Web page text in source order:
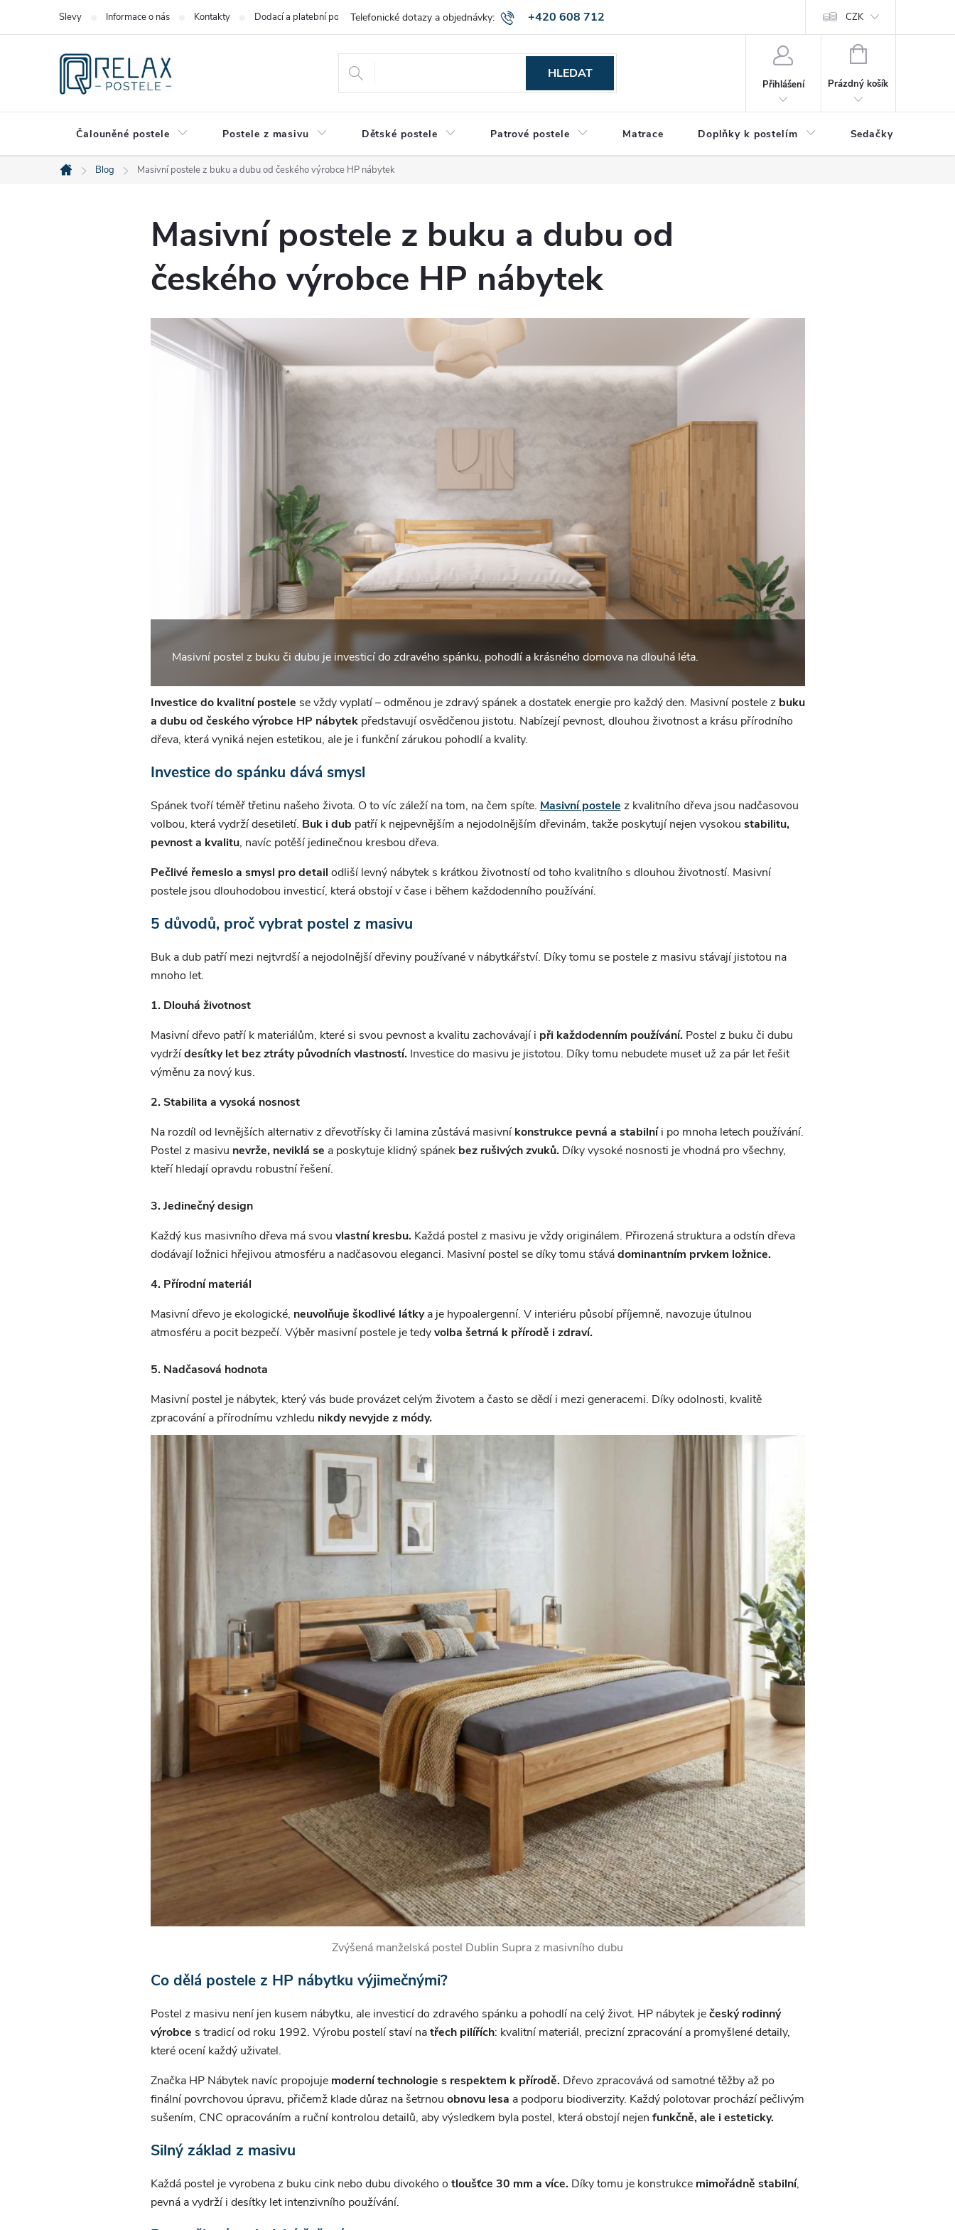
+420 608 712
515
Slevy Informace o nás Kontakty Dodací a platební podmínky Obchodní podmínky Montáž a výnos zboží Podmínky ochrany osobních údajů
CZK
HLEDAT
Přihlášení
NÁKUPNÍ
Prázdný košík
Čalouněné postele Postele z masivu Dětské postele Patrové postele Matrace Doplňky k postelím Sedačky
Domů
Blog Masivní postele z buku a dubu od českého výrobce HP nábytek
Masivní postele z buku a dubu od
českého výrobce HP nábytek
Masivní postel z buku či dubu je investicí do zdravého spánku, pohodlí a krásného domova na dlouhá léta.
Investice do kvalitní postele se vždy vyplatí – odměnou je zdravý spánek a dostatek energie pro každý den. Masivní postele z buku
a dubu od českého výrobce HP nábytekpředstavují osvědčenou jistotu. Nabízejí pevnost, dlouhou životnost a krásu přírodního
dřeva, která vyniká nejen estetikou, ale je i funkční zárukou pohodlí a kvality.
Investice do spánku dává smysl
Spánek tvoří téměř třetinu našeho života. O to víc záleží na tom, na čem spíte. Masivní postele z kvalitního dřeva jsou nadčasovou
volbou, která vydrží desetiletí. Buk i dub patří k nejpevnějším a nejodolnějším dřevinám, takže poskytují nejen vysokou stabilitu,
pevnost a kvalitu, navíc potěší jedinečnou kresbou dřeva.
Pečlivé řemeslo a smysl pro detail odliší levný nábytek s krátkou životností od toho kvalitního s dlouhou životností. Masivní
postele jsou dlouhodobou investicí, která obstojí v čase i během každodenního používání.
5 důvodů, proč vybrat postel z masivu
Buk a dub patří mezi nejtvrdší a nejodolnější dřeviny používané v nábytkářství. Díky tomu se postele z masivu stávají jistotou na
mnoho let.
1. Dlouhá životnost
Masivní dřevo patří k materiálům, které si svou pevnost a kvalitu zachovávají i při každodenním používání.Postel z buku či dubu
vydržídesítky let bez ztráty původních vlastností. Investice do masivu je jistotou. Díky tomu nebudete muset už za pár let řešit
výměnu za nový kus.
2. Stabilita a vysoká nosnost
Na rozdíl od levnějších alternativ z dřevotřísky či lamina zůstává masivníkonstrukce pevná a stabilníi po mnoha letech používání.
Postel z masivu nevrže, neviklá se a poskytuje klidný spánek bez rušivých zvuků.Díky vysoké nosnosti je vhodná pro všechny,
kteří hledají opravdu robustní řešení.
3. Jedinečný design
Každý kus masivního dřeva má svou vlastní kresbu. Každá postel z masivu je vždy originálem. Přirozená struktura a odstín dřeva
dodávají ložnici hřejivou atmosféru a nadčasovou eleganci. Masivní postel se díky tomu stávádominantním prvkem ložnice.
4. Přírodní materiál
Masivní dřevo je ekologické, neuvolňuje škodlivé látkya je hypoalergenní. V interiéru působí příjemně, navozuje útulnou
atmosféru a pocit bezpečí. Výběr masivní postele je tedyvolba šetrná k přírodě i zdraví.
5. Nadčasová hodnota
Masivní postel je nábytek, který vás bude provázet celým životem a často se dědí i mezi generacemi. Díky odolnosti, kvalitě
zpracování a přírodnímu vzhledu nikdy nevyjde z módy.
Zvýšená manželská postel Dublin Supra z masivního dubu
Co dělá postele z HP nábytku výjimečnými?
Postel z masivu není jen kusem nábytku, ale investicí do zdravého spánku a pohodlí na celý život. HP nábytek ječeský rodinný
výrobce s tradicí od roku 1992. Výrobu postelí staví natřech pilířích: kvalitní materiál, precizní zpracování a promyšlené detaily,
které ocení každý uživatel.
Značka HP Nábytek navíc propojuje moderní technologie s respektem k přírodě. Dřevo zpracovává od samotné těžby až po
finální povrchovou úpravu, přičemž klade důraz na šetrnou obnovu lesa a podporu biodiverzity. Každý polotovar prochází pečlivým
sušením, CNC opracováním a ruční kontrolou detailů, aby výsledkem byla postel, která obstojí nejen funkčně, ale i esteticky.
Silný základ z masivu
Každá postel je vyrobena z buku cink nebo dubu divokého o tloušťce 30 mm a více.Díky tomu je konstrukce mimořádně stabilní,
pevná a vydrží i desítky let intenzivního používání.